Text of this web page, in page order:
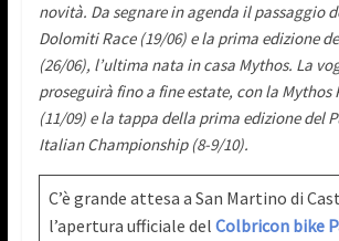
novità. Da segnare in agenda il passaggio
Dolomiti Race (19/06) e la prima edizione
(26/06), l’ultima nata in casa Mythos. La
proseguirà fino a fine estate, con la
(11/09) e la tappa della prima edizione del
Italian Championship (8-9/10).
C’è grande attesa a San Martino di
l’apertura ufficiale del Colbricon bike